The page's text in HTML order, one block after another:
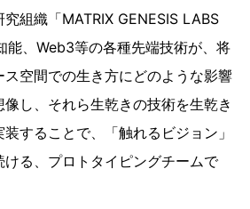
組織「MATRIX GENESIS LABS
能、Web3等の各種先端技術が、将
空間での生き方にどのような影響
し、それら生乾きの技術を生乾き
することで、「触れるビジョン」
ける、プロトタイピングチームで